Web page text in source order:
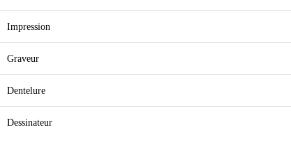
Impression
Graveur
Dentelure
Dessinateur